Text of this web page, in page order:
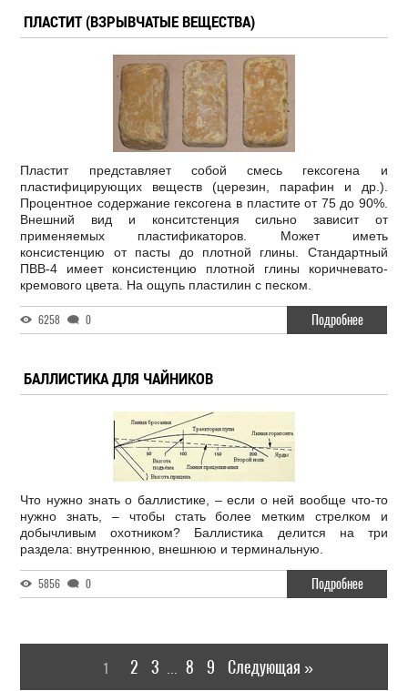
ПЛАСТИТ (ВЗРЫВЧАТЫЕ ВЕЩЕСТВА)
Пластит представляет собой смесь гексогена и
пластифицирующих веществ (церезин, парафин и др.).
Процентное содержание гексогена в пластите от 75 до 90%.
Внешний вид и конситстенция сильно зависит от
применяемых пластификаторов. Может иметь
консистенцию от пасты до плотной глины. Стандартный
ПВВ-4 имеет консистенцию плотной глины коричневато-
кремового цвета. На ощупь пластилин с песком.
6258 0 Подробнее
БАЛЛИСТИКА ДЛЯ ЧАЙНИКОВ
Что нужно знать о баллистике, – если о ней вообще что-то
нужно знать, – чтобы стать более метким стрелком и
добычливым охотником? Баллистика делится на три
раздела: внутреннюю, внешнюю и терминальную.
5856 0 Подробнее
1 2 3 8 9 Следующая »